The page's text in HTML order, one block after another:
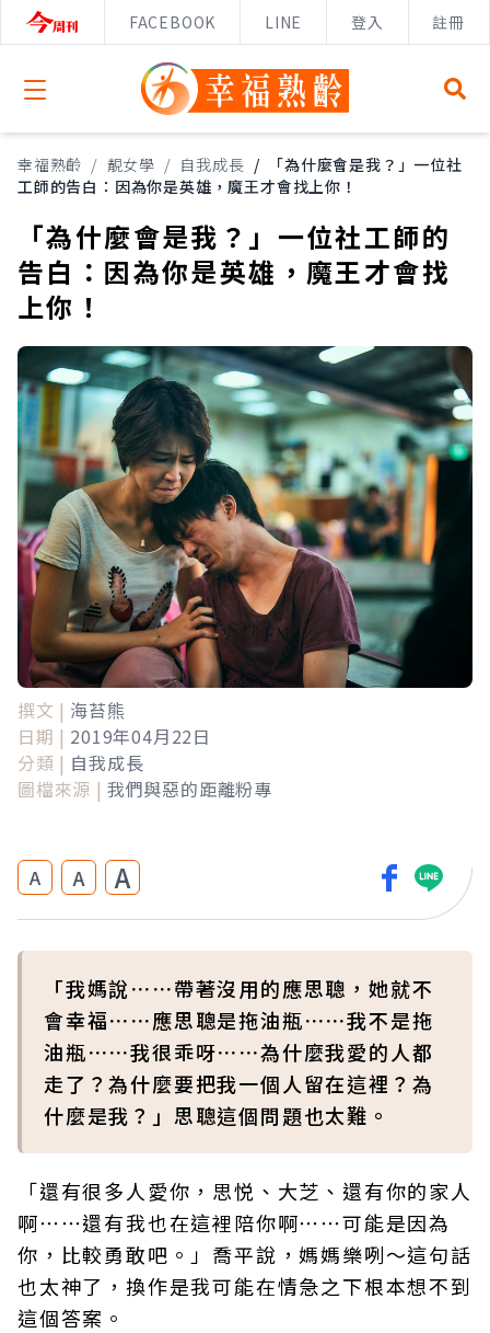
FACEBOOK LINE 登入 註冊
Open menu
幸福熟齡 / 靚女學 / 自我成長 /
「為什麼會是我？」一位社
工師的告白：因為你是英雄，魔王才會找上你！
「為什麼會是我？」一位社工師的
告白：因為你是英雄，魔王才會找
上你！
撰文 | 海苔熊
日期 | 2019年04月22日
分類 | 自我成長
圖檔來源 | 我們與惡的距離粉專
A A A
「我媽說⋯⋯帶著沒用的應思聰，她就不
會幸福⋯⋯應思聰是拖油瓶⋯⋯我不是拖
油瓶⋯⋯我很乖呀⋯⋯為什麼我愛的人都
走了？為什麼要把我一個人留在這裡？為
什麼是我？」思聰這個問題也太難。
「還有很多人愛你，思悦、大芝、還有你的家人
啊⋯⋯還有我也在這裡陪你啊⋯⋯可能是因為
你，比較勇敢吧。」喬平說，媽媽樂咧～這句話
也太神了，換作是我可能在情急之下根本想不到
這個答案。